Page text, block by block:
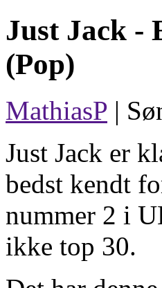
Just Jack -
(Pop)
MathiasP |
Just Jack er
bedst kendt
nummer 2 i
ikke top 30.